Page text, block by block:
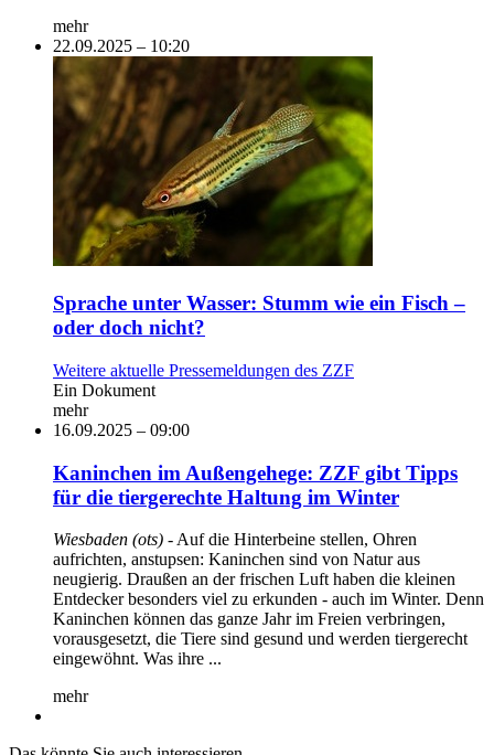
mehr
22.09.2025 – 10:20
Sprache unter Wasser: Stumm wie ein Fisch –
oder doch nicht?
Weitere aktuelle Pressemeldungen des ZZF
Ein Dokument
mehr
16.09.2025 – 09:00
Kaninchen im Außengehege: ZZF gibt Tipps
für die tiergerechte Haltung im Winter
Wiesbaden (ots) - Auf die Hinterbeine stellen, Ohren
aufrichten, anstupsen: Kaninchen sind von Natur aus
neugierig. Draußen an der frischen Luft haben die kleinen
Entdecker besonders viel zu erkunden - auch im Winter. Denn
Kaninchen können das ganze Jahr im Freien verbringen,
vorausgesetzt, die Tiere sind gesund und werden tiergerecht
eingewöhnt. Was ihre ...
mehr